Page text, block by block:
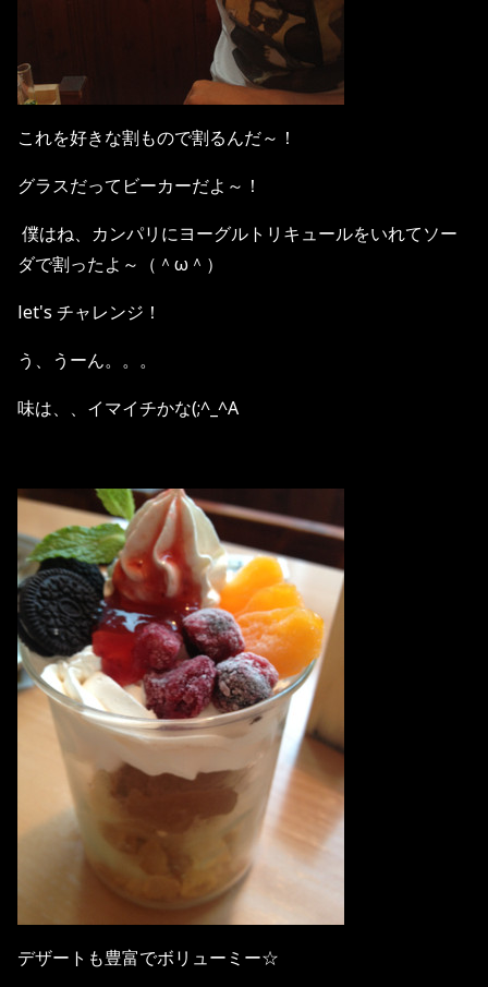
これを好きな割もので割るんだ～！
グラスだってビーカーだよ～！
僕はね、カンパリにヨーグルトリキュールをいれてソー
ダで割ったよ～（＾ω＾）
let's チャレンジ！
う、うーん。。。
味は、、イマイチかな(;^_^A
デザートも豊富でボリューミー☆